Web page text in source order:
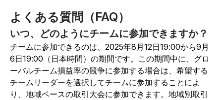
よくある質問（FAQ）
いつ、どのようにチームに参加できますか？
チームに参加できるのは、2025年8月12日19:00から9月
6日19:00（日本時間）の期間です。この期間中に、グロ
ーバルチーム損益率の競争に参加する場合は、希望する
チームリーダーを選択してチームに参加することによ
り、地域ベースの取引大会に参加できます。地域別取引